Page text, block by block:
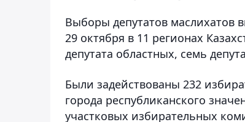
Выборы депутатов маслихатов
29 октября в 11 регионах
депутата областных, семь
Были задействованы 232
города республиканского
участковых избирательных